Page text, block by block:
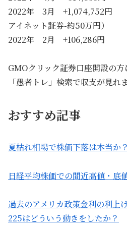
2022年 3月 +1,074,752円
アイネット証券-約50万円）
2022年 2月 +106,286円
GMOクリック証券口座開設の
「愚者トレ」検索で収支が見れ
おすすめ記事
夏枯れ相場で株価下落は本当か
日経平均株価での間近高値・底
過去のアメリカ政策金利の利上
225はどういう動きをしたか？